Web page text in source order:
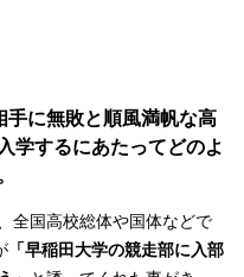
に無敗と順風満帆な高
学するにあたってどのよ
全国高校総体や国体などで
「早稲田大学の競走部に入部